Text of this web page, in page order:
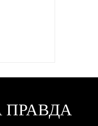
ПРАВДА